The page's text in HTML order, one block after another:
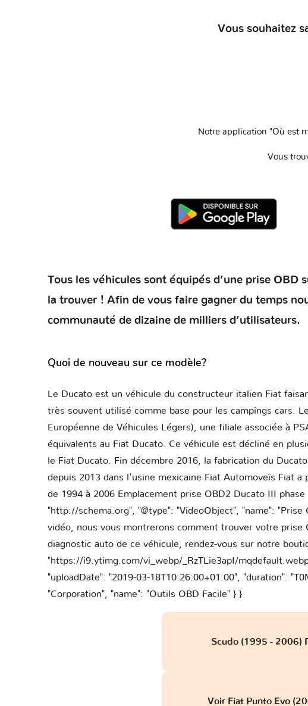
Vous souhaitez
Notre application "Où est
Vous
Tous les véhicules sont équipés d’une prise
la trouver ! Afin de vous faire gagner du temps
communauté de dizaine de milliers d’utilisateurs.
Quoi de nouveau sur ce modèle?
Le Ducato est un véhicule du constructeur italien Fiat
très souvent utilisé comme base pour les campings cars.
Européenne de Véhicules Légers), une filiale associée à
équivalents au Fiat Ducato. Ce véhicule est décliné en
le Fiat Ducato. Fin décembre 2016, la fabrication du
depuis 2013 dans l'usine mexicaine Fiat Automoveïs Fiat
de 1994 à 2006 Emplacement prise OBD2 Ducato III
"http://schema.org", "@type": "VideoObject", "name":
vidéo, nous vous montrerons comment trouver votre
diagnostic auto de ce véhicule, rendez-vous sur notre
"https://i9.ytimg.com/vi_webp/_RzTLie3apI/
"uploadDate": "2019-03-18T10:26:00+01:00", "duration":
"Corporation", "name": "Outils OBD Facile" } }
Scudo (1995 - 2006)
Voir Fiat Punto Evo